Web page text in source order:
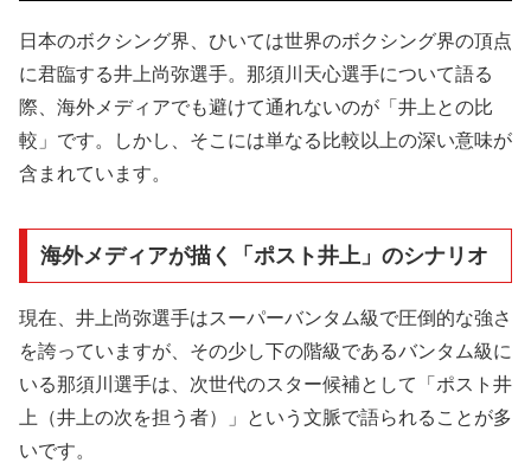
日本のボクシング界、ひいては世界のボクシング界の頂点
に君臨する井上尚弥選手。那須川天心選手について語る
際、海外メディアでも避けて通れないのが「井上との比
較」です。しかし、そこには単なる比較以上の深い意味が
含まれています。
海外メディアが描く「ポスト井上」のシナリオ
現在、井上尚弥選手はスーパーバンタム級で圧倒的な強さ
を誇っていますが、その少し下の階級であるバンタム級に
いる那須川選手は、次世代のスター候補として「ポスト井
上（井上の次を担う者）」という文脈で語られることが多
いです。